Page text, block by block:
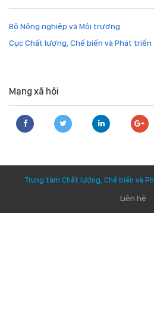
Bộ Nông nghiệp và Môi trường
Cục Chất lượng, Chế biến và Phát
Mạng xã hội
Trung tâm Chất lượng, Chế biến và
Liên hệ